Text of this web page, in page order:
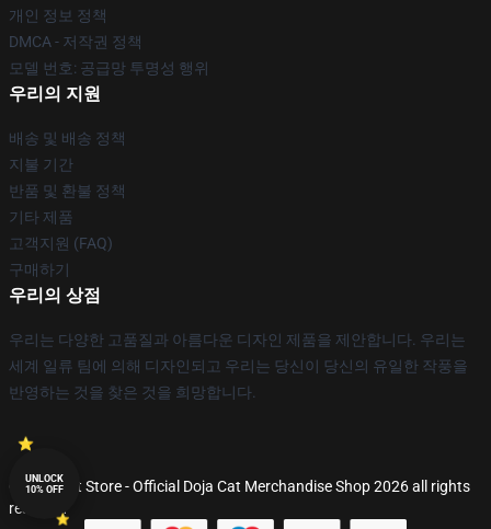
개인 정보 정책
DMCA - 저작권 정책
모델 번호: 공급망 투명성 행위
우리의 지원
배송 및 배송 정책
지불 기간
반품 및 환불 정책
기타 제품
고객지원 (FAQ)
구매하기
우리의 상점
우리는 다양한 고품질과 아름다운 디자인 제품을 제안합니다. 우리는
세계 일류 팀에 의해 디자인되고 우리는 당신이 당신의 유일한 작풍을
반영하는 것을 찾은 것을 희망합니다.
© Doja Cat Store - Official Doja Cat Merchandise Shop 2026 all rights
reserved
UNLOCK
10% OFF